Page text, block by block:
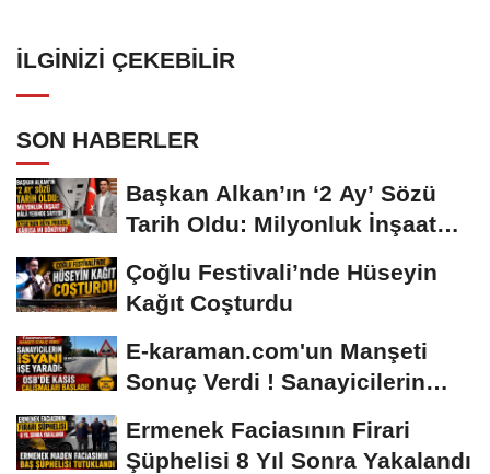
İLGINIZI ÇEKEBILIR
SON HABERLER
Başkan Alkan’ın ‘2 Ay’ Sözü
Tarih Oldu: Milyonluk İnşaat
Çoğlu Festivali’nde Hüseyin
Kağıt Coşturdu
E-karaman.com'un Manşeti
Sonuç Verdi ! Sanayicilerin
Ermenek Faciasının Firari
Şüphelisi 8 Yıl Sonra Yakalandı